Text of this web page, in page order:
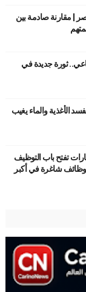
| مقارنة صادمة بين
ثورة جديدة في
الأغذية والماء يغيب
تفتح باب التوظيف
وظائف شاغرة في أكبر